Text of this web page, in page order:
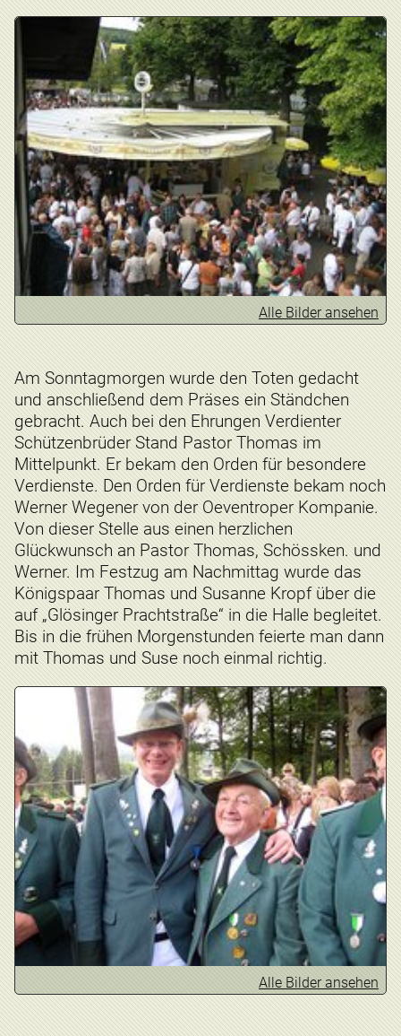
Alle Bilder ansehen
Am Sonntagmorgen wurde den Toten gedacht
und anschließend dem Präses ein Ständchen
gebracht. Auch bei den Ehrungen Verdienter
Schützenbrüder Stand Pastor Thomas im
Mittelpunkt. Er bekam den Orden für besondere
Verdienste. Den Orden für Verdienste bekam noch
Werner Wegener von der Oeventroper Kompanie.
Von dieser Stelle aus einen herzlichen
Glückwunsch an Pastor Thomas, Schössken. und
Werner. Im Festzug am Nachmittag wurde das
Königspaar Thomas und Susanne Kropf über die
auf „Glösinger Prachtstraße“ in die Halle begleitet.
Bis in die frühen Morgenstunden feierte man dann
mit Thomas und Suse noch einmal richtig.
Alle Bilder ansehen